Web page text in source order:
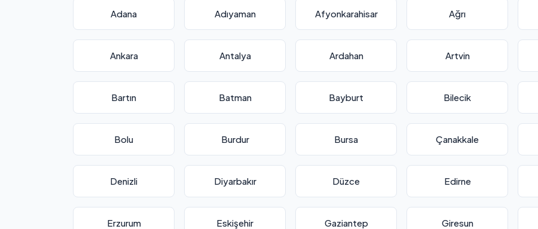
Adana Adıyaman Afyonkarahisar Ağrı
Ankara Antalya Ardahan Artvin
Bartın Batman Bayburt Bilecik
Bolu Burdur Bursa Çanakkale
Denizli Diyarbakır Düzce Edirne
Erzurum Eskişehir Gaziantep Giresun